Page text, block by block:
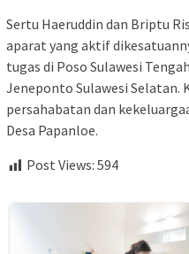
Sertu Haeruddin dan Briptu
aparat yang aktif
tugas di Poso Sulawesi
Jeneponto Sulawesi Selatan.
persahabatan dan
Desa Papanloe.
Post Views: 594